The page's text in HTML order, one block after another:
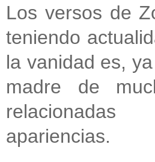
Los versos de
teniendo
la vanidad es,
madre de
apariencias.